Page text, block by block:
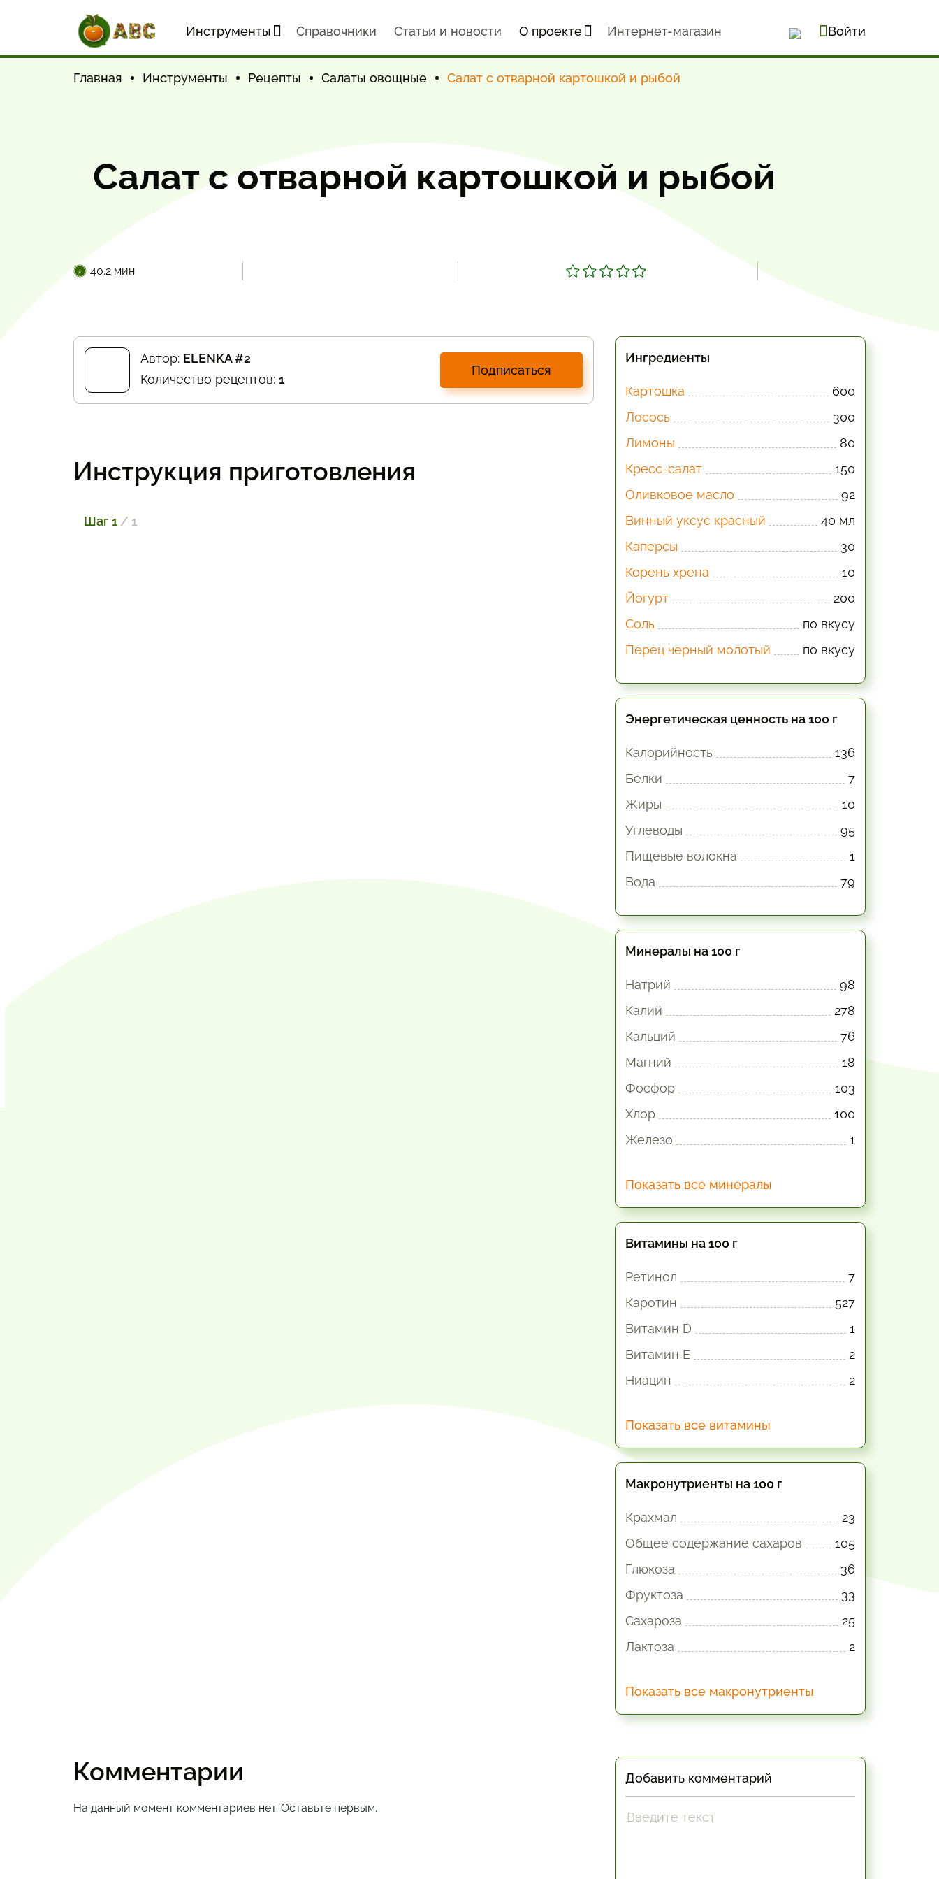
Инструменты Cправочники Статьи и новости О проекте Интернет-магазин Войти
Главная Инструменты Рецепты Салаты овощные Салат с отварной картошкой и рыбой
Салат с отварной картошкой и рыбой
40.2 мин
Автор: ELENKA #2
Количество рецептов: 1
Подписаться
Инструкция приготовления
Шаг 1 / 1
Ингредиенты
Картошка
600
Лосось
300
Лимоны
80
Кресс-салат
150
Оливковое масло
92
Винный уксус красный
40 мл
Каперсы
30
Корень хрена
10
Йогурт
200
Соль
по вкусу
Перец черный молотый
по вкусу
Энергетическая ценность на 100 г
Калорийность
136
Белки
7
Жиры
10
Углеводы
95
Пищевые волокна
1
Вода
79
Минералы на 100 г
Натрий
98
Калий
278
Кальций
76
Магний
18
Фосфор
103
Хлор
100
Железо
1
Показать все минералы
Витамины на 100 г
Ретинол
7
Каротин
527
Витамин D
1
Витамин E
2
Ниацин
2
Показать все витамины
Макронутриенты на 100 г
Крахмал
23
Общее содержание сахаров
105
Глюкоза
36
Фруктоза
33
Сахароза
25
Лактоза
2
Показать все макронутриенты
Комментарии
На данный момент комментариев нет. Оставьте первым.
Добавить комментарий